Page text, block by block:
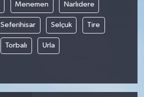
Menemen Narlıdere
Seferihisar Selçuk Tire
Torbalı Urla